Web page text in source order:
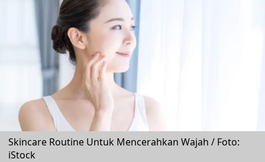
Skincare Routine Untuk Mencerahkan Wajah / Foto:
iStock